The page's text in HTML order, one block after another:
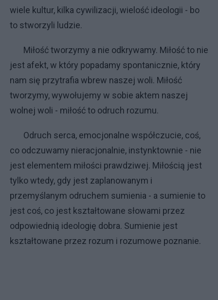
wiele kultur, kilka cywilizacji, wielość ideologii - bo
to stworzyli ludzie.
Miłość tworzymy a nie odkrywamy. Miłość to nie
jest afekt, w który popadamy spontanicznie, który
nam się przytrafia wbrew naszej woli. Miłość
tworzymy, wywołujemy w sobie aktem naszej
wolnej woli - miłość to odruch rozumu.
Odruch serca, emocjonalne współczucie, coś,
co odczuwamy nieracjonalnie, instynktownie - nie
jest elementem miłości prawdziwej. Miłością jest
tylko wtedy, gdy jest zaplanowanym i
przemyślanym odruchem sumienia - a sumienie to
jest coś, co jest kształtowane słowami przez
odpowiednią ideologię dobra. Sumienie jest
kształtowane przez rozum i rozumowe poznanie.